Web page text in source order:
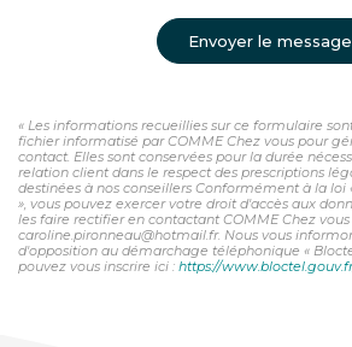
Envoyer le message
« Les informations recueillies sur ce formulaire
fichier informatisé par COMME Chez vous pour
contact. Elles sont conservées pour la durée
relation client dans le respect des prescriptions
destinées à nos conseillers Conformément à la
», vous pouvez exercer votre droit d'accès aux
les faire rectifier en contactant COMME Chez vous
caroline.pironneau@hotmail.fr. Nous vous
d'opposition au démarchage téléphonique «
pouvez vous inscrire ici : https://